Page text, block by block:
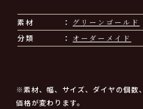
素材 グリーンゴールド
分類
オーダーメイド
※素材、幅、サイズ、ダイヤの個数
価格が変わります。